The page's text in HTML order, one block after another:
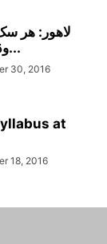
لاهور: هر
وڌيڪ ماحول ذريعي تعليم...
30, 2016
at
18, 2016